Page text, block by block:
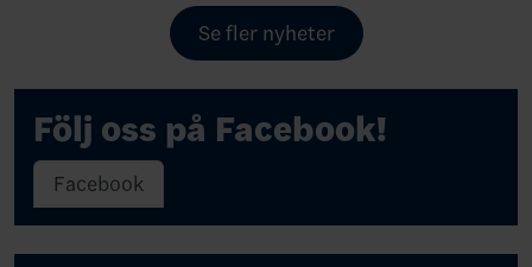
Se fler nyheter
Följ oss på Facebook!
Facebook